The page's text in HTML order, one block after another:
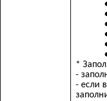
*
-
- если